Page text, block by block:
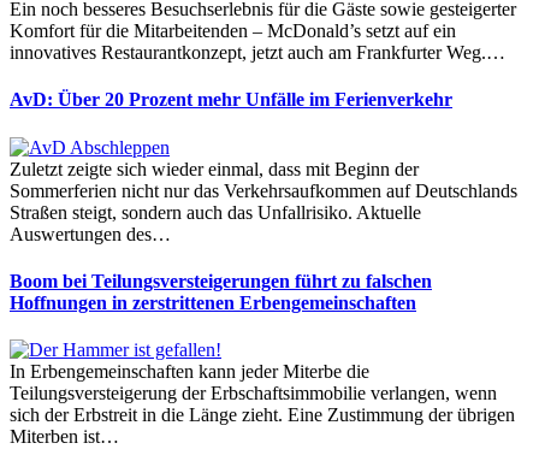
Ein noch besseres Besuchserlebnis für die Gäste sowie gesteigerter
Komfort für die Mitarbeitenden – McDonald’s setzt auf ein
innovatives Restaurantkonzept, jetzt auch am Frankfurter Weg.…
AvD: Über 20 Prozent mehr Unfälle im Ferienverkehr
Zuletzt zeigte sich wieder einmal, dass mit Beginn der
Sommerferien nicht nur das Verkehrsaufkommen auf Deutschlands
Straßen steigt, sondern auch das Unfallrisiko. Aktuelle
Auswertungen des…
Boom bei Teilungsversteigerungen führt zu falschen
Hoffnungen in zerstrittenen Erbengemeinschaften
In Erbengemeinschaften kann jeder Miterbe die
Teilungsversteigerung der Erbschaftsimmobilie verlangen, wenn
sich der Erbstreit in die Länge zieht. Eine Zustimmung der übrigen
Miterben ist…